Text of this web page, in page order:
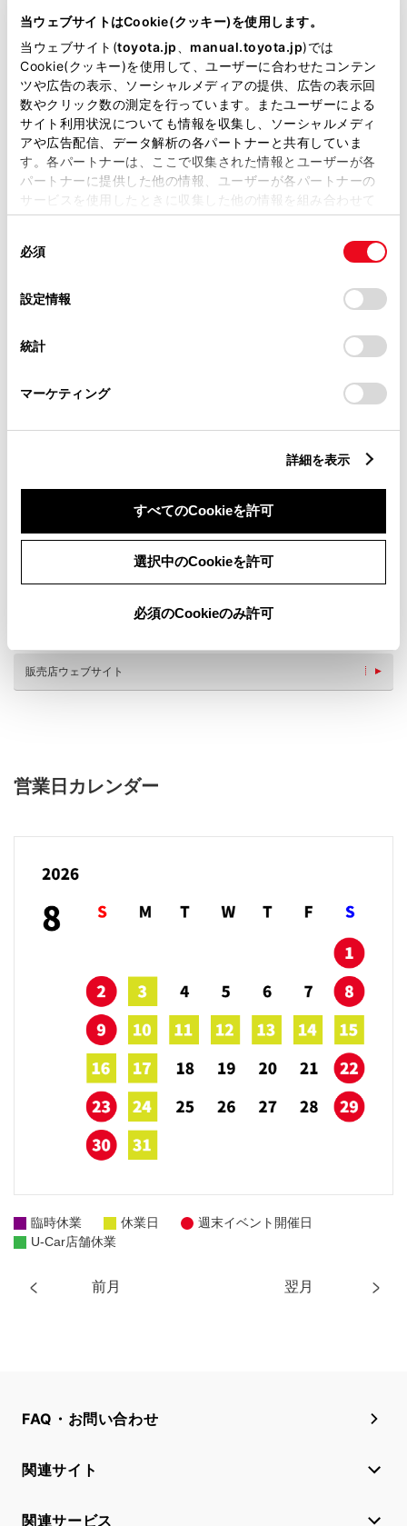
当ウェブサイトはCookie(クッキー)を使用します。
当ウェブサイト(toyota.jp manual.toyota.jp)では
Cookie(クッキー)を使用して、ユーザーに合わせたコンテン
ツや広告の表示、ソーシャルメディアの提供、広告の表示回
数やクリック数の測定を行っています。またユーザーによる
サイト利用状況についても情報を収集し、ソーシャルメディ
アや広告配信、データ解析の各パートナーと共有していま
す。各パートナーは、ここで収集された情報とユーザーが各
パートナーに提供した他の情報、ユーザーが各パートナーの
サービスを使用したときに収集した他の情報を組み合わせて
使用することがあります。当ウェブサイトの使用を続行する
デバイスにすべてのCookie(クッキー)が保存されることに同
意したことになります。Cookie(クッキー)のオプトアウト、
設定の変更、同意を撤回したりするにあたっては、当社の
「Cookie（クッキー）情報の取り扱いについて
」をご覧くだ
必須
設定情報
統計
マーケティング
詳細を表示
すべてのCookieを許可
選択中のCookieを許可
必須のCookieのみ許可
施設情報・サービス
ア
シート）
事故現場急行サービス
販売店ウェブサイト
営業日カレンダー
前月 翌月
臨時休業 休業日
週末イベント開催日
U-Car店舗休業
FAQ・お問い合わせ
関連サイト
関連サービス